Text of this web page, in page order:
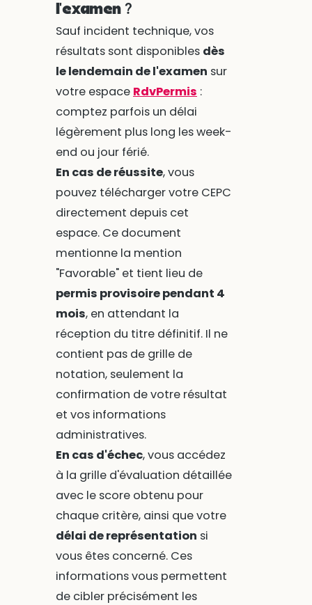
l'examen ?
Sauf incident technique, vos
résultats sont disponibles dès
le lendemain de l'examen sur
votre espace RdvPermis :
comptez parfois un délai
légèrement plus long les week-
end ou jour férié.
En cas de réussite, vous
pouvez télécharger votre CEPC
directement depuis cet
espace. Ce document
mentionne la mention
"Favorable" et tient lieu de
permis provisoire pendant 4
mois, en attendant la
réception du titre définitif. Il ne
contient pas de grille de
notation, seulement la
confirmation de votre résultat
et vos informations
administratives.
En cas d'échec, vous accédez
à la grille d'évaluation détaillée
avec le score obtenu pour
chaque critère, ainsi que votre
délai de représentation si
vous êtes concerné. Ces
informations vous permettent
de cibler précisément les